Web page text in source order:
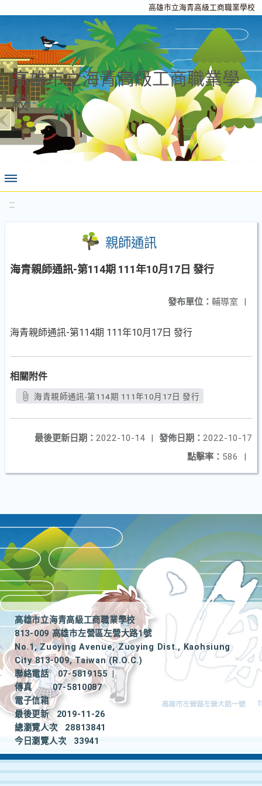
高雄市立海青高級工商職業學校
高雄市立海青高級工商職業學
校
:::
親師通訊
海青親師通訊-第114期 111年10月17日 發行
發布單位： 輔導室 |
海青親師通訊-第114期 111年10月17日 發行
相關附件
海青親師通訊-第114期 111年10月17日 發行
發佈日期： 2022-10-17
最後更新日期： 2022-10-14
|
點擊率： 586 |
高雄市立海青高級工商職業學校
813-009 高雄市左營區左營大路1號
No.1, Zuoying Avenue, Zuoying Dist., Kaohsiung
City 813-009, Taiwan (R.O.C.)
聯絡電話
07-5819155
|
傳真
07-5810087
電子信箱
最後更新
2019-11-26
總瀏覽人次
28813841
今日瀏覽人次
33941